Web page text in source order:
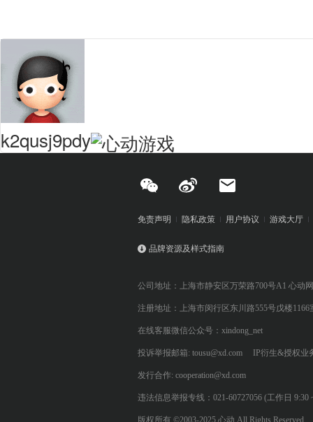
k2qusj9pdy
免责声明 隐私政策 用户协议 游戏大厅
品牌资源及样式指南
公司地址：上海市静安区万荣路700号A1 心动
注册地址：上海市闵行区东川路555号戊楼1166
在线客服微信公众号：xindong_net
投诉举报邮箱: tousu@xd.com IP衍生&授权业
发行合作: cooperation@xd.com
违法信息举报专线：021-60727056 (工作日 9:30
版权所有 ©2003-2025 心动 All Rights Reserved